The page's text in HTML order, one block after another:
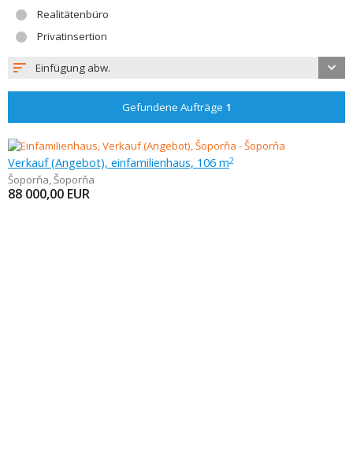
Realitätenbüro
Privatinsertion
Einfügung abw.
Gefundene Aufträge 1
Verkauf (Angebot), einfamilienhaus, 106 m2
Šoporňa,Šoporňa
88 000,00 EUR